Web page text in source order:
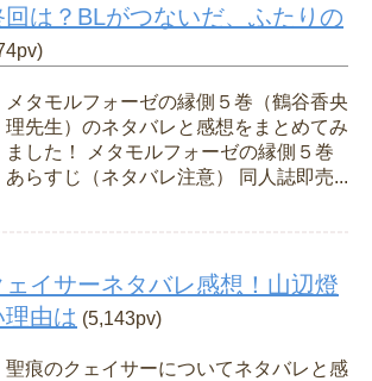
は？BLがつないだ、ふたりの
メタモルフォーゼの縁側５巻（鶴谷香央
理先生）のネタバレと感想をまとめてみ
ました！ メタモルフォーゼの縁側５巻
あらすじ（ネタバレ注意） 同人誌即売...
イサーネタバレ感想！山辺燈
理由は (5,143pv)
聖痕のクェイサーについてネタバレと感